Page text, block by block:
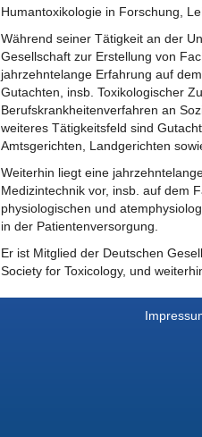
Humantoxikologie in Forschung,
Während seiner Tätigkeit an der
Gesellschaft zur Erstellung von
jahrzehntelange Erfahrung auf
Gutachten, insb. Toxikologischer
Berufskrankheitenverfahren an
weiteres Tätigkeitsfeld sind
Amtsgerichten, Landgerichten
Weiterhin liegt eine
Medizintechnik vor, insb. auf dem
physiologischen und
in der Patientenversorgung.
Er ist Mitglied der Deutschen
Society for Toxicology, und